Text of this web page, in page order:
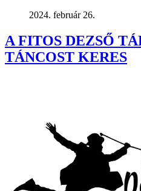
2024. február 26.
A FITOS DEZSŐ
TÁNCOST KERES